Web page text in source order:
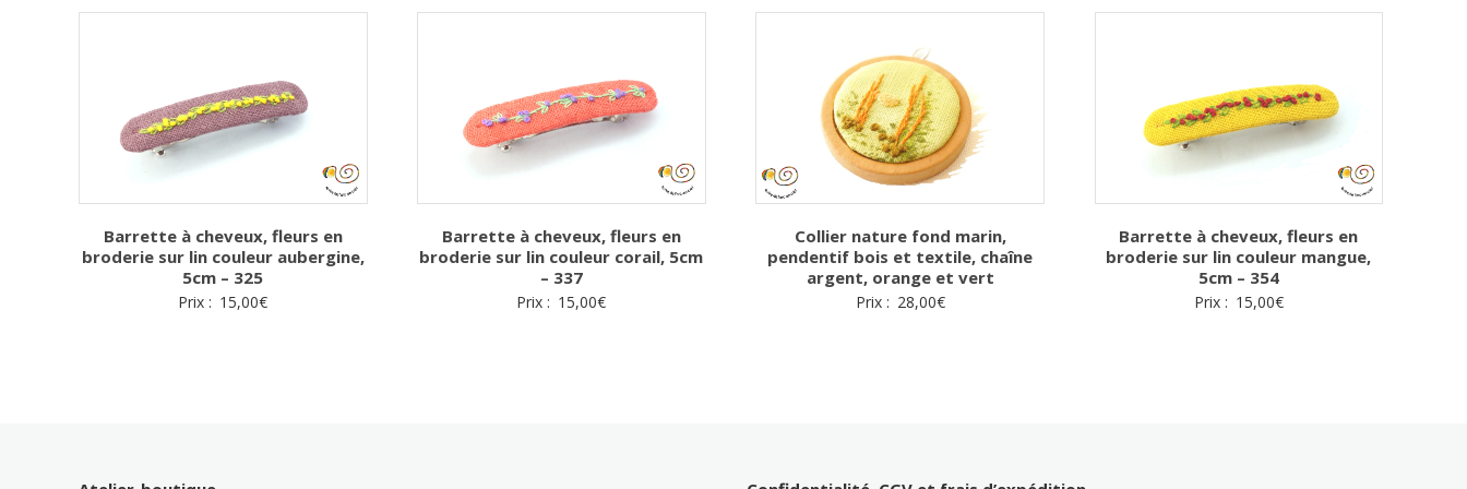
Barrette à cheveux, fleurs en
broderie sur lin couleur aubergine,
5cm – 325
Prix : 15,00€
Barrette à cheveux, fleurs en
broderie sur lin couleur corail, 5cm
– 337
Prix : 15,00€
Collier nature fond marin,
pendentif bois et textile, chaîne
argent, orange et vert
Prix : 28,00€
Barrette à cheveux, fleurs en
broderie sur lin couleur mangue,
5cm – 354
Prix : 15,00€